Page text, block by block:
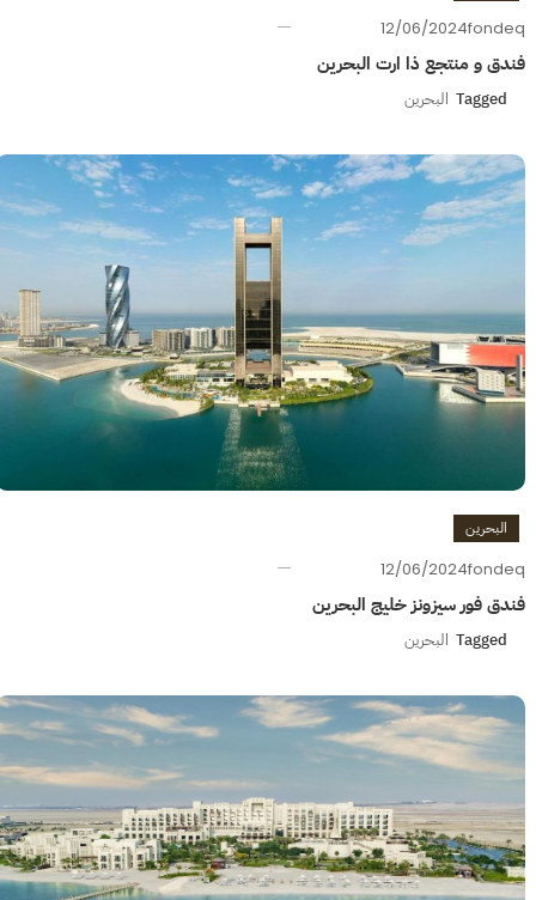
12/06/2024fondeq
فندق و منتجع ذا ارت البحرين
Tagged البحرين
البحرين
12/06/2024fondeq
فندق فور سيزونز خليج البحرين
Tagged البحرين